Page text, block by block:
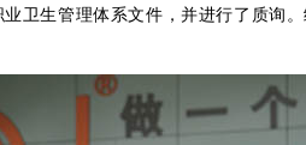
卫生管理体系文件，并进行了质询